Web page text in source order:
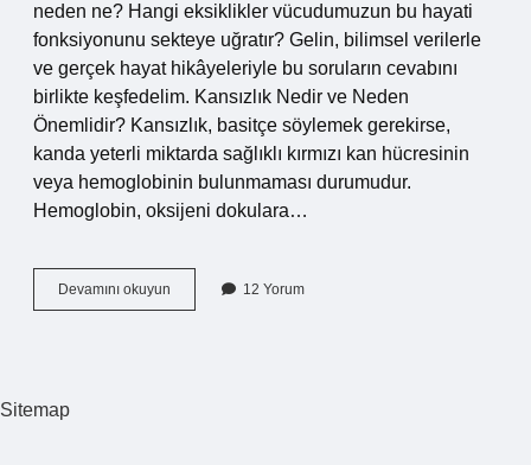
neden ne? Hangi eksiklikler vücudumuzun bu hayati
fonksiyonunu sekteye uğratır? Gelin, bilimsel verilerle
ve gerçek hayat hikâyeleriyle bu soruların cevabını
birlikte keşfedelim. Kansızlık Nedir ve Neden
Önemlidir? Kansızlık, basitçe söylemek gerekirse,
kanda yeterli miktarda sağlıklı kırmızı kan hücresinin
veya hemoglobinin bulunmaması durumudur.
Hemoglobin, oksijeni dokulara…
Devamını okuyun
eksikliği
12 Yorum
Sitemap